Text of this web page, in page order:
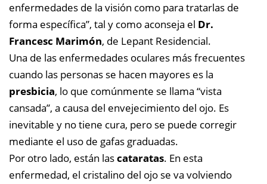
enfermedades de la visión como para tratarlas de
forma específica”, tal y como aconseja el Dr.
Francesc Marimón, de Lepant Residencial.
Una de las enfermedades oculares más frecuentes
cuando las personas se hacen mayores es la
presbicia, lo que comúnmente se llama “vista
cansada”, a causa del envejecimiento del ojo. Es
inevitable y no tiene cura, pero se puede corregir
mediante el uso de gafas graduadas.
Por otro lado, están lascataratas. En esta
enfermedad, el cristalino del ojo se va volviendo